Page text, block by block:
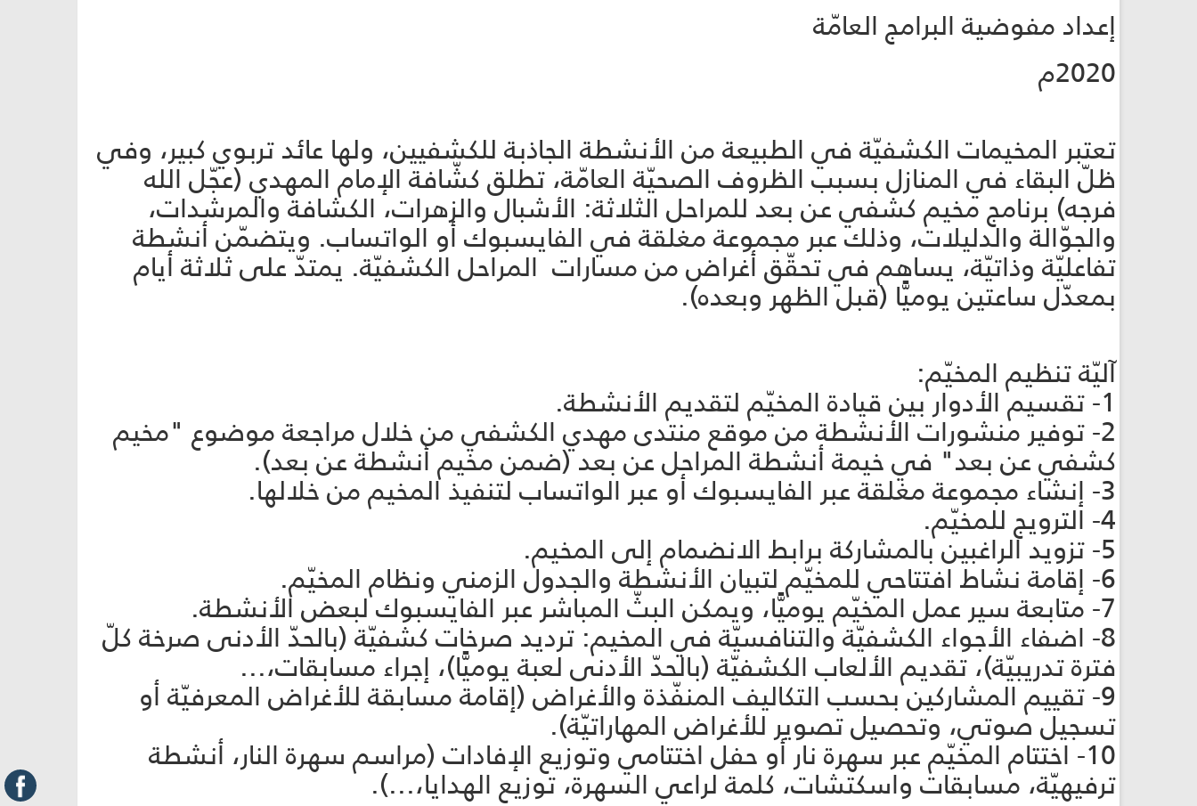
إعداد مفوضية البرامج العامّة
2020م
تعتبر المخيمات الكشفيّة في الطبيعة من الأنشطة الجاذبة للكشفيين، ولها عائد تربوي كبير، وفي
ظلّ البقاء في المنازل بسبب الظروف الصحيّة العامّة، تطلق كشّافة الإمام المهدي (عجّل الله
فرجه) برنامج مخيم كشفي عن بعد للمراحل الثلاثة: الأشبال والزهرات، الكشافة والمرشدات،
والجوّالة والدليلات، وذلك عبر مجموعة مغلقة في الفايسبوك أو الواتساب. ويتضمّن أنشطة
تفاعليّة وذاتيّة، يساهم في تحقّق أغراض من مسارات المراحل الكشفيّة. يمتدّ على ثلاثة أيام
بمعدّل ساعتين يوميًّا (قبل الظهر وبعده).
آليّة تنظيم المخيّم:
1- تقسيم الأدوار بين قيادة المخيّم لتقديم الأنشطة.
2- توفير منشورات الأنشطة من موقع منتدى مهدي الكشفي من خلال مراجعة موضوع "مخيم
كشفي عن بعد" في خيمة أنشطة المراحل عن بعد (ضمن مخيم أنشطة عن بعد).
3- إنشاء مجموعة مغلقة عبر الفايسبوك أو عبر الواتساب لتنفيذ المخيم من خلالها.
4- الترويج للمخيّم.
5- تزويد الراغبين بالمشاركة برابط الانضمام إلى المخيم.
6- إقامة نشاط افتتاحي للمخيّم لتبيان الأنشطة والجدول الزمني ونظام المخيّم.
7- متابعة سير عمل المخيّم يوميًّا، ويمكن البثّ المباشر عبر الفايسبوك لبعض الأنشطة.
8- اضفاء الأجواء الكشفيّة والتنافسيّة في المخيم: ترديد صرخات كشفيّة (بالحدّ الأدنى صرخة كلّ
فترة تدريبيّة)، تقديم الألعاب الكشفيّة (بالحدّ الأدنى لعبة يوميًّا)، إجراء مسابقات،...
9- تقييم المشاركين بحسب التكاليف المنفّذة والأغراض (إقامة مسابقة للأغراض المعرفيّة أو
تسجيل صوتي، وتحصيل تصوير للأغراض المهاراتيّة).
10- اختتام المخيّم عبر سهرة نار أو حفل اختتامي وتوزيع الإفادات (مراسم سهرة النار، أنشطة
ترفيهيّة، مسابقات واسكتشات، كلمة لراعي السهرة، توزيع الهدايا،...).